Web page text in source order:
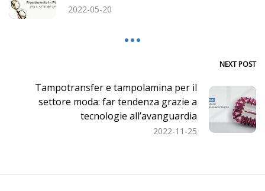
2022-05-20
NEXT POST
Tampotransfer e tampolamina per il
settore moda: far tendenza grazie a
tecnologie all’avanguardia
2022-11-25